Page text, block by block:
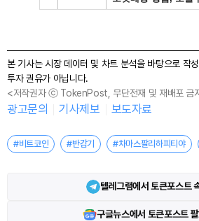
본 기사는 시장 데이터 및 차트 분석을 바탕으로 작
투자 권유가 아닙니다.
<저작권자 ⓒ TokenPost, 무단전재 및 재배포 금
광고문의 기사제보 보도자료
#비트코인 #반감기 #차마스팔리하피티야
텔레그램에서 토큰포스트
구글뉴스에서 토큰포스트 팔